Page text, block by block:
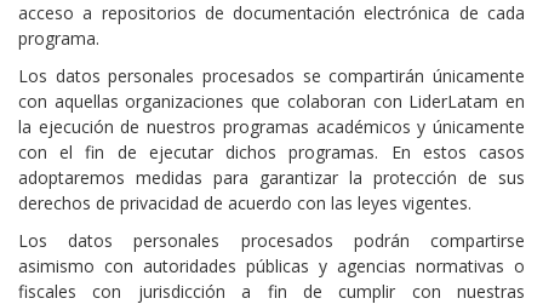
acceso a repositorios de documentación electrónica de cada
programa.
Los datos personales procesados se compartirán únicamente
con aquellas organizaciones que colaboran con LiderLatam en
la ejecución de nuestros programas académicos y únicamente
con el fin de ejecutar dichos programas. En estos casos
adoptaremos medidas para garantizar la protección de sus
derechos de privacidad de acuerdo con las leyes vigentes.
Los datos personales procesados podrán compartirse
asimismo con autoridades públicas y agencias normativas o
fiscales con jurisdicción a fin de cumplir con nuestras